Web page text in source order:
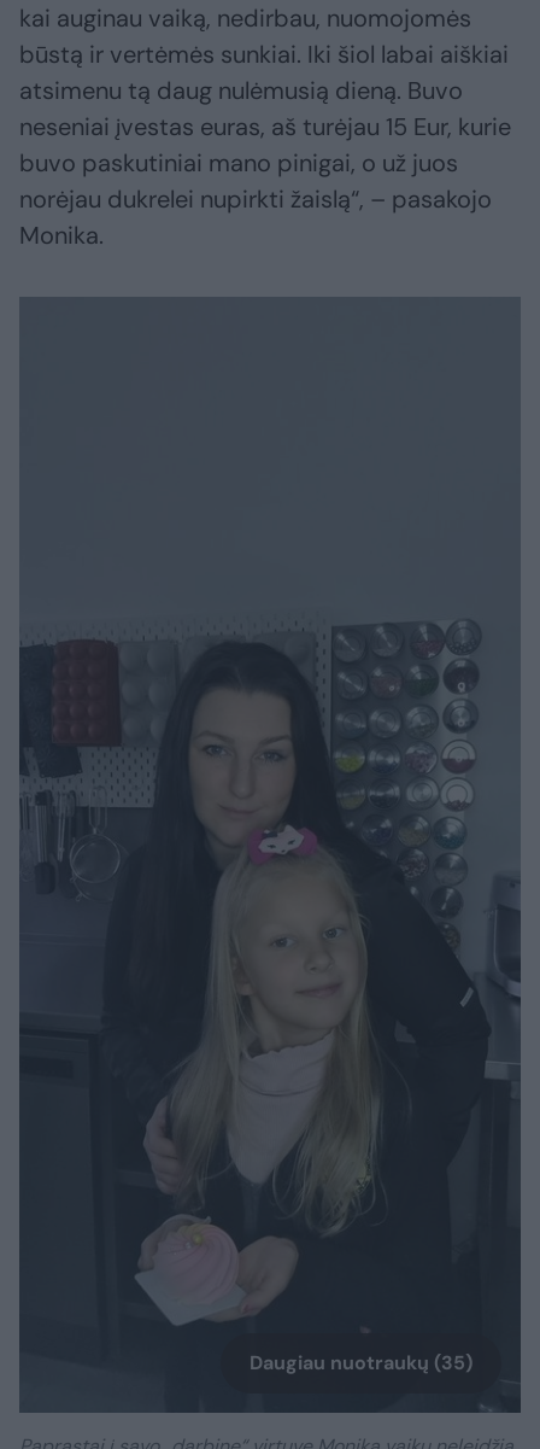
kai auginau vaiką, nedirbau, nuomojomės
būstą ir vertėmės sunkiai. Iki šiol labai aiškiai
atsimenu tą daug nulėmusią dieną. Buvo
neseniai įvestas euras, aš turėjau 15 Eur, kurie
buvo paskutiniai mano pinigai, o už juos
norėjau dukrelei nupirkti žaislą“, – pasakojo
Monika.
Daugiau nuotraukų (35)